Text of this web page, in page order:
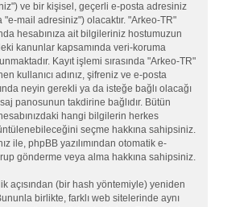
ve bir kişisel, geçerli e-posta adresiniz
mail adresiniz") olacaktır. "Arkeo-TR"
hesabınıza ait bilgileriniz hostumuzun
kanunlar kapsamında veri-koruma
Kayıt işlemi sırasında "Arkeo-TR"
kullanıcı adınız, şifreniz ve e-posta
neyin gerekli ya da isteğe bağlı olacağı
panosunun takdirine bağlıdır. Bütün
hangi bilgilerin herkes
seçme hakkına sahipsiniz.
ile, phpBB yazılımından otomatik e-
gönderme veya alma hakkına sahipsiniz.
açısından (bir hash yöntemiyle) yeniden
birlikte, farklı web sitelerinde aynı